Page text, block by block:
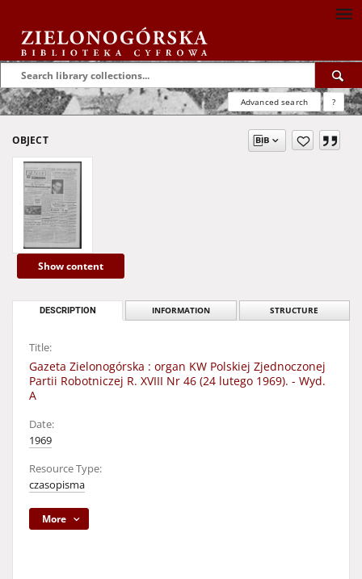
Advanced search ?
OBJECT
Show content
DESCRIPTION INFORMATION STRUCTURE
Title:
Gazeta Zielonogórska : organ KW Polskiej Zjednoczonej
Partii Robotniczej R. XVIII Nr 46 (24 lutego 1969). - Wyd.
A
Date:
1969
Resource Type:
czasopisma
More